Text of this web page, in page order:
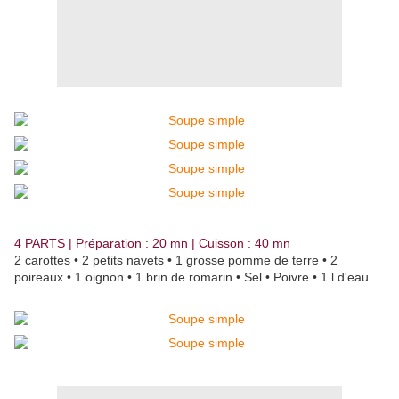
4 PARTS | Préparation : 20 mn | Cuisson : 40 mn
2 carottes • 2 petits navets • 1 grosse pomme de terre • 2
poireaux • 1 oignon • 1 brin de romarin • Sel • Poivre • 1 l d'eau